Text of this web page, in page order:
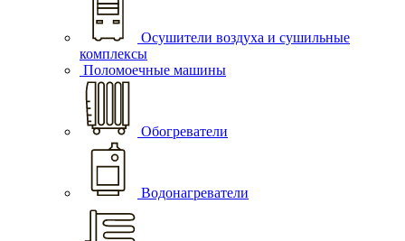
Осушители воздуха и сушильные
комплексы
Поломоечные машины
Обогреватели
Водонагреватели